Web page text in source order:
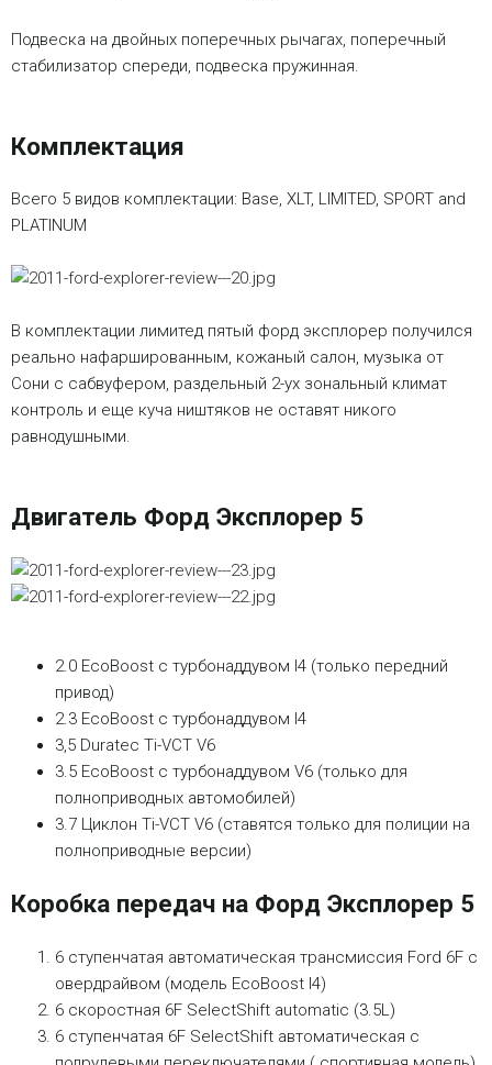
Подвеска на двойных поперечных рычагах, поперечный
стабилизатор спереди, подвеска пружинная.
Комплектация
Всего 5 видов комплектации: Base, XLT, LIMITED, SPORT and
PLATINUM
В комплектации лимитед пятый форд эксплорер получился
реально нафаршированным, кожаный салон, музыка от
Сони с сабвуфером, раздельный 2-ух зональный климат
контроль и еще куча ништяков не оставят никого
равнодушными.
Двигатель Форд Эксплорер 5
2.0 EcoBoost с турбонаддувом I4 (только передний
привод)
2.3 EcoBoost с турбонаддувом I4
3,5 Duratec Ti-VCT V6
3.5 EcoBoost с турбонаддувом V6 (только для
полноприводных автомобилей)
3.7 Циклон Ti-VCT V6 (ставятся только для полиции на
полноприводные версии)
Коробка передач на Форд Эксплорер 5
6 ступенчатая автоматическая трансмиссия Ford 6F с
овердрайвом (модель EcoBoost I4)
6 скоростная 6F SelectShift automatic (3.5L)
6 ступенчатая 6F SelectShift автоматическая с